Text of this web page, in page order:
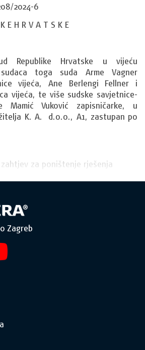
2024-6
E H R V A T S K E
Republike Hrvatske u vijeću
toga suda Arme Vagner
vijeća, Ane Berlengi Fellner i
vijeća, te više sudske savjetnice-
Mamić Vuković zapisničarke, u
K. A. d.o.o., A1, zastupan po
za poništenje rješenja
Zagreb